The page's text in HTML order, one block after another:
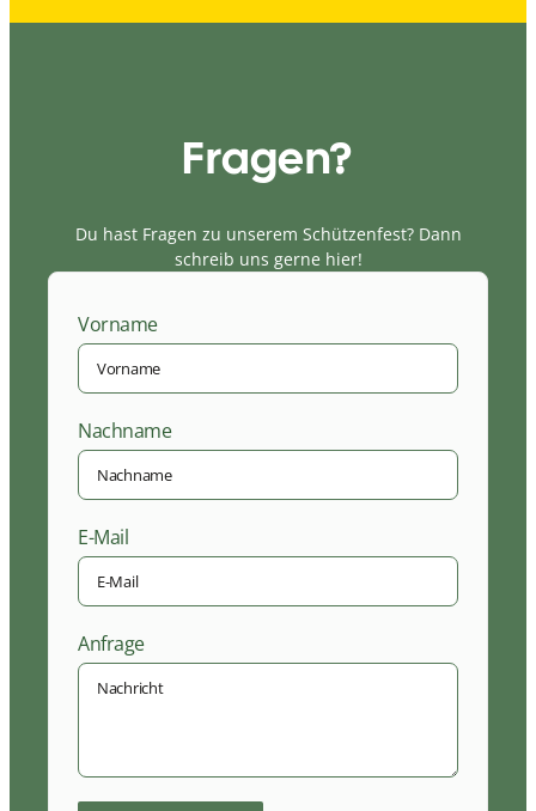
Fragen?
Du hast Fragen zu unserem Schützenfest? Dann
schreib uns gerne hier!
Vorname
Nachname
E-Mail
Anfrage